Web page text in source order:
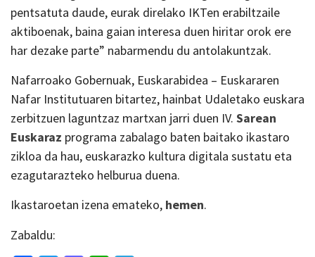
pentsatuta daude, eurak direlako IKTen erabiltzaile
aktiboenak, baina gaian interesa duen hiritar orok ere
har dezake parte” nabarmendu du antolakuntzak.
Nafarroako Gobernuak, Euskarabidea – Euskararen
Nafar Institutuaren bitartez, hainbat Udaletako euskara
zerbitzuen laguntzaz martxan jarri duen IV. Sarean
Euskaraz programa zabalago baten baitako ikastaro
zikloa da hau, euskarazko kultura digitala sustatu eta
ezagutarazteko helburua duena.
Ikastaroetan izena emateko, hemen.
Zabaldu: